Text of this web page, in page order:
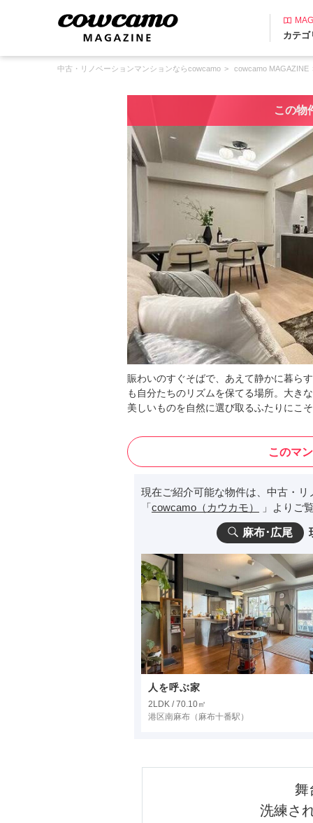
カテゴ
中古・リノベーションマンションならcowcamo cowcamo MAGAZINE
この物
賑わいのすぐそばで、あえて静かに暮ら
も自分たちのリズムを保てる場所。大き
美しいものを自然に選び取るふたりにこ
このマ
現在ご紹介可能な物件は、中古・
「cowcamo（カウカモ） 」よりご
麻布･広尾
人を呼ぶ家
2LDK / 70.10㎡
港区南麻布 （麻布十番駅）
舞
洗練さ